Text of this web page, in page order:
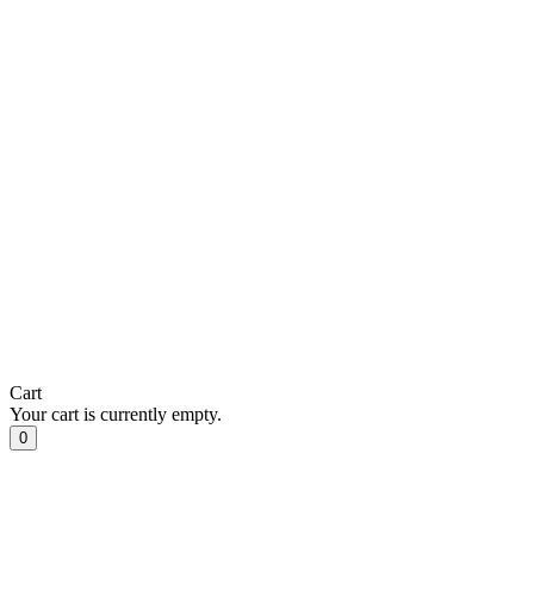
Cart
Your cart is currently empty.
0